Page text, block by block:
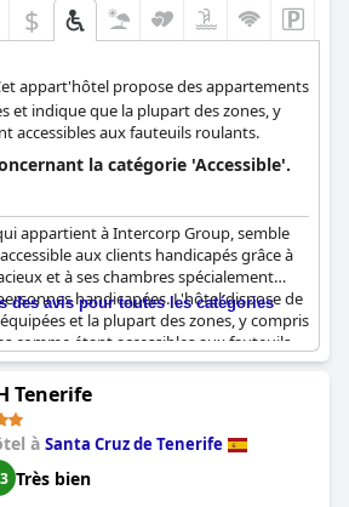
$
appart'hôtel propose des appartements
et indique que la plupart des zones, y
accessibles aux fauteuils roulants.
la catégorie 'Accessible'.
appartient à Intercorp Group, semble
aux clients handicapés grâce à
et à ses chambres spécialement
handicapées. L'hôtel dispose de
et la plupart des zones, y compris
comme étant accessibles aux fauteuils
adapté aux personnes ayant besoin de
certains points d'accès initiaux
poser des difficultés aux personnes
que l'accessibilité soit mentionnée
que l'hôtel n'est peut-être pas
aux fauteuils roulants dans tous les
des avis pour toutes les catégories
Tenerife
à Santa Cruz de Tenerife
Très bien